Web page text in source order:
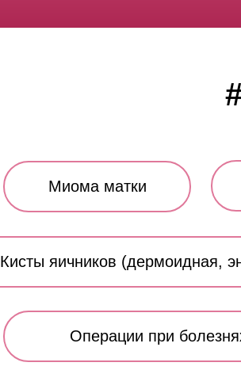
Миома матки
Операции при
Кисты яичников (дермоидная,